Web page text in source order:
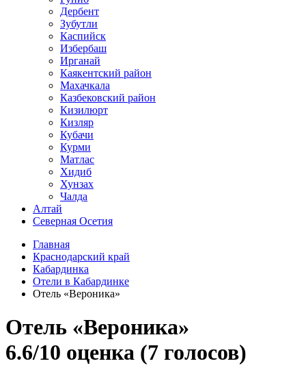
Дербент
Зубутли
Каспийск
Избербаш
Ирганай
Каякентский район
Махачкала
Казбековский район
Кизилюрт
Кизляр
Кубачи
Курми
Матлас
Хидиб
Хунзах
Чалда
Алтай
Северная Осетия
Главная
Краснодарский край
Кабардинка
Отели в Кабардинке
Отель «Вероника»
Отель «Вероника»
6.6/10 оценка (7 голосов)